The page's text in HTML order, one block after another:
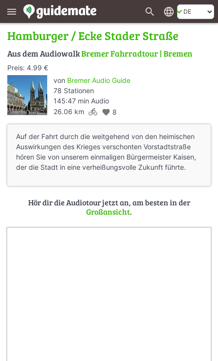
menu search language
Hamburger / Ecke Stader Straße
Aus dem AudiowalkBremer Fahrradtour | Bremen
Preis: 4.99 €
von Bremer Audio Guide
78 Stationen
145:47 min Audio
26.06 km directions_bike favorite 8
Auf der Fahrt durch die weitgehend von den heimischen
Auswirkungen des Krieges verschonten Vorstadtstraße
hören Sie von unserem einmaligen Bürgermeister Kaisen,
der die Stadt in eine verheißungsvolle Zukunft führte.
Hör dir die Audiotour jetzt an, am besten in der
Großansicht.